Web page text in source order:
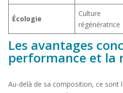
Écologie
Culture
régénératrice
Les avantages
performance et la
Au-delà de sa composition, ce sont